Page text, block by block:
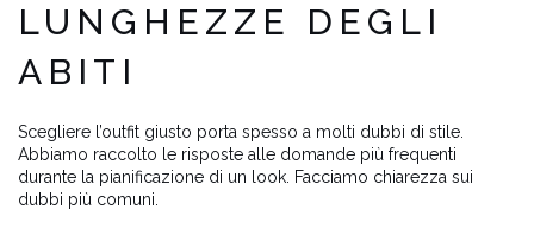
LUNGHEZZE DEGLI
ABITI
Scegliere l’outfit giusto porta spesso a molti dubbi di stile.
Abbiamo raccolto le risposte alle domande più frequenti
durante la pianificazione di un look. Facciamo chiarezza sui
dubbi più comuni.